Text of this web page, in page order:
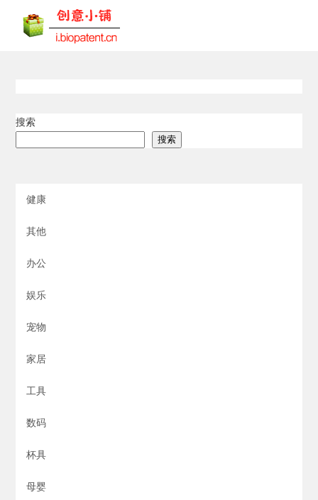
搜索
搜索
健康
其他
办公
娱乐
宠物
家居
工具
数码
杯具
母婴